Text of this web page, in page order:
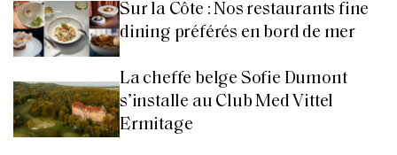
Sur la Côte : Nos restaurants fine
dining préférés en bord de mer
La cheffe belge Sofie Dumont
s’installe au Club Med Vittel
Ermitage